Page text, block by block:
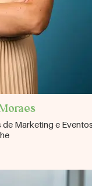
Marketing e Eventos